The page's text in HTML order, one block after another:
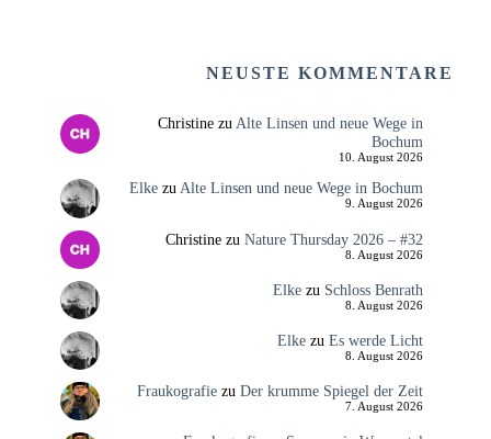
NEUSTE KOMMENTARE
ChristinezuAlte Linsen und neue Wege in
Bochum
10. August 2026
ElkezuAlte Linsen und neue Wege in Bochum
9. August 2026
Christinezu Nature Thursday 2026 – #32
8. August 2026
Elkezu Schloss Benrath
8. August 2026
Elkezu Es werde Licht
8. August 2026
Fraukografiezu Der krumme Spiegel der Zeit
7. August 2026